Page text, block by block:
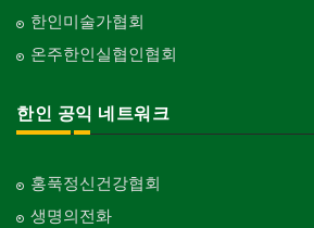
한인미술가협회
온주한인실협인협회
한인 공익 네트워크
홍푹정신건강협회
생명의전화